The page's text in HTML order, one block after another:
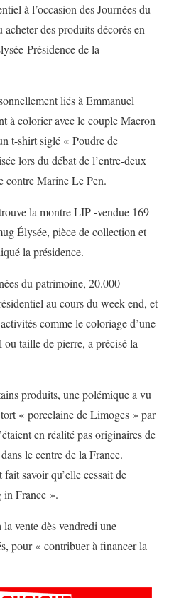
à l’occasion des Journées du
des produits décorés en
Présidence de la
liés à Emmanuel
à colorier avec le couple Macron
t-shirt siglé « Poudre de
lors du débat de l’entre-deux
contre Marine Le Pen.
la montre LIP -vendue 169
Élysée, pièce de collection et
la présidence.
du patrimoine, 20.000
au cours du week-end, et
comme le coloriage d’une
taille de pierre, a précisé la
produits, une polémique a vu
« porcelaine de Limoges » par
en réalité pas originaires de
le centre de la France.
savoir qu’elle cessait de
in France ».
vente dès vendredi une
pour « contribuer à financer la